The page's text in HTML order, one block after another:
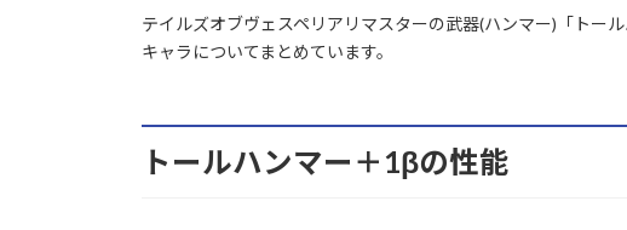
テイルズオブヴェスペリアリマスターの武器(ハンマー)「トー
キャラについてまとめています。
トールハンマー＋1βの性能